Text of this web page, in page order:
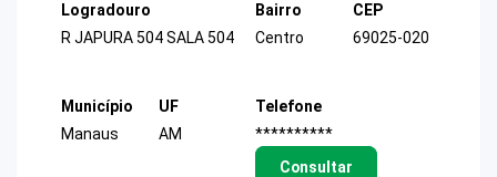
Logradouro
R JAPURA 504 SALA 504
Bairro
Centro
CEP
69025-020
Município
Manaus
UF
AM
Telefone
**********
Consultar